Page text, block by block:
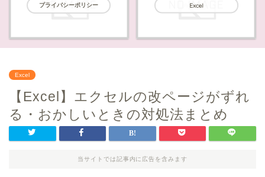
プライバシーポリシー Excel
Excel
【Excel】エクセルの改ページがずれ
る・おかしいときの対処法まとめ
当サイトでは記事内に広告を含みます